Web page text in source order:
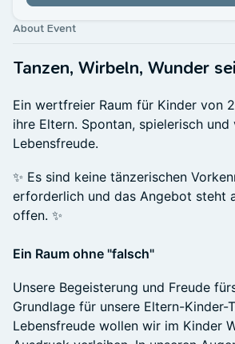
About Event
Tanzen, Wirbeln, Wunder
Ein wertfreier Raum für Kinder von
ihre Eltern. Spontan, spielerisch und
Lebensfreude.
✨ Es sind keine tänzerischen
erforderlich und das Angebot steht
offen. ✨
Ein Raum ohne "falsch"
Unsere Begeisterung und Freude
Grundlage für unsere Eltern-Kinder-
Lebensfreude wollen wir im Kinder